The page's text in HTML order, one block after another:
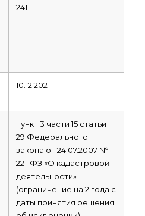
241
10.12.2021
пункт 3 части 15 статьи
29 Федерального
закона от 24.07.2007 №
221-ФЗ «О кадастровой
деятельности»
(ограничение на 2 года с
даты принятия решения